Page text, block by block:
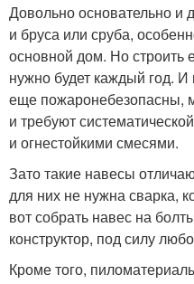
Довольно основательно и
и бруса или сруба,
основной дом. Но строить
нужно будет каждый год.
еще пожаронебезопасны,
и требуют
и огнестойкими смесями.
Зато такие навесы
для них не нужна сварка,
вот собрать навес на
конструктор, под силу
Кроме того,